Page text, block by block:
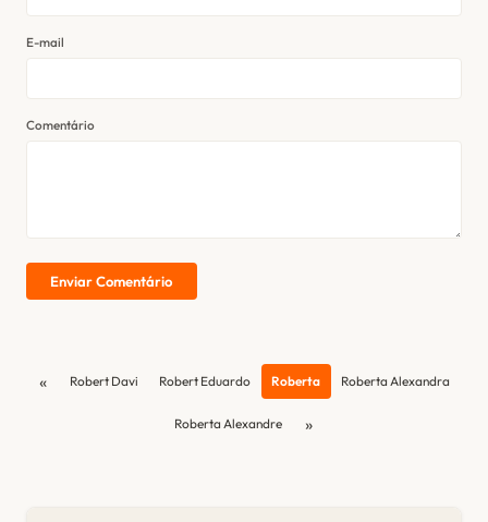
E-mail
Comentário
Enviar Comentário
« Robert Davi Robert Eduardo Roberta Roberta Alexandra
Roberta Alexandre »